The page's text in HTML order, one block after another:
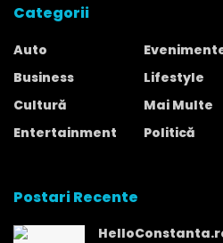
Categorii
Auto
Business
Cultură
Entertainment
Lifestyle
Mai Multe
Politică
Postari Recente